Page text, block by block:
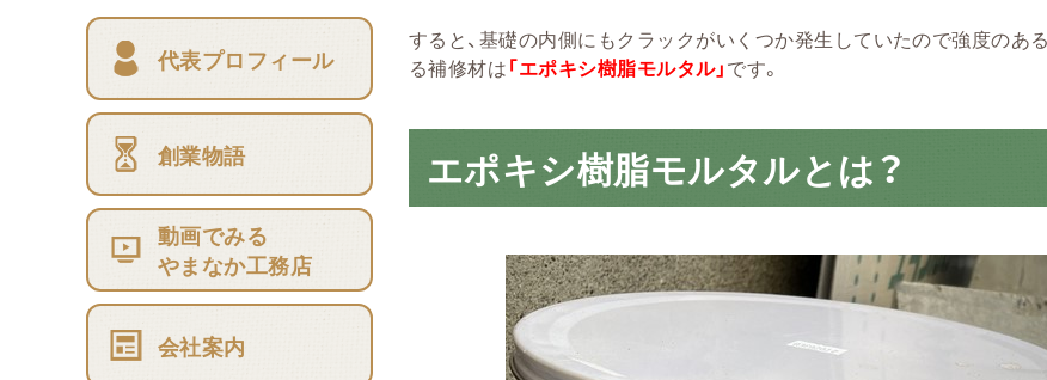
代表プロフィール
創業物語
動画でみる
やまなか工務店
会社案内
すると、基礎の内側にもクラックがいくつか発生していたので強度の
る補修材は「エポキシ樹脂モルタル」です。
エポキシ樹脂モルタルとは？